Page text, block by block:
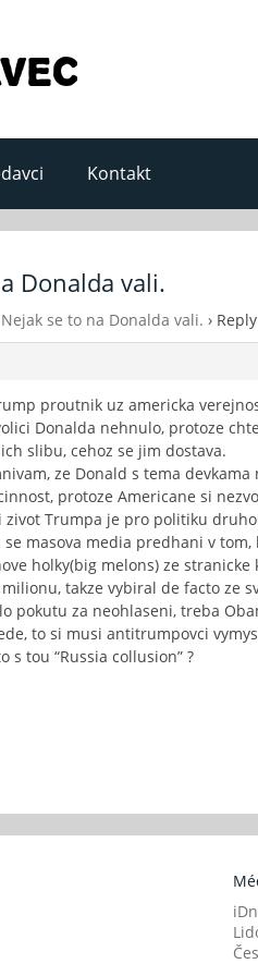
Kontakt
Donalda vali.
Nejak se to na Donalda vali. ›
proutnik uz americka
Donalda nehnulo, protoze
slibu, cehoz se jim dostava.
ze Donald s tema
protoze Americane si
zivot Trumpa je pro politiku
masova media predhani v
holky(big melons) ze
takze vybiral de facto ze
pokutu za neohlaseni, treba
to si musi antitrumpovci
s tou “Russia collusion” ?